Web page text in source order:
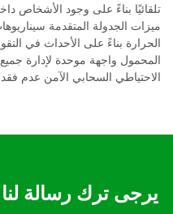
تلقائيًا بناءً على وجود الأشخاص
ميزات الجدولة المتقدمة
الحرارة بناءً على الأحداث في
المحمول واجهة موحدة لإدارة
الاحتياطي السحابي الآمن عدم
يرجى ترك رسالة